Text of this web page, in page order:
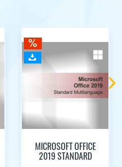
MICROSOFT OFFICE
2019 STANDARD